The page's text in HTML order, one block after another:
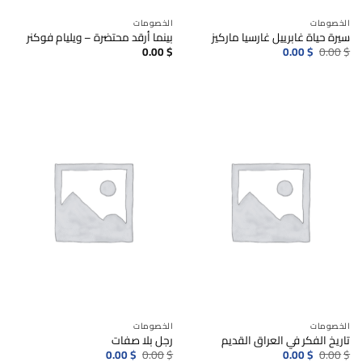
الخصومات
سيرة حياة غابرييل غارسيا ماركيز
0.00$ السعر
الأصلي
0.00$ السعر
الحالي
الخصومات
بينما أرقد محتضرة – ويليام فوكنر
0.00$
الخصومات
تاريخ الفكر في العراق القديم
0.00$ السعر
0.00$ السعر
الخصومات
رجل بلا صفات
0.00$ السعر
0.00$ السعر